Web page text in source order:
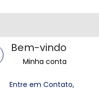
Bem-vindo
Minha conta
Entre em Contato,